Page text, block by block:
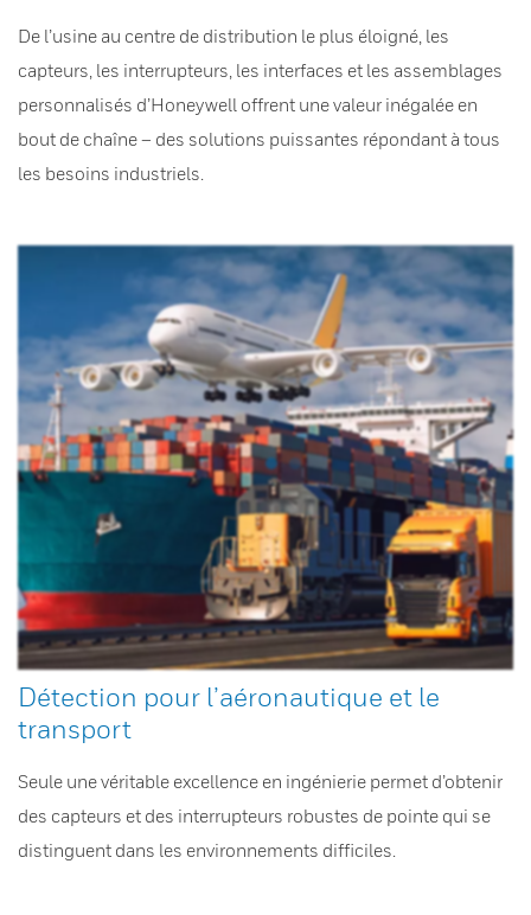
De l’usine au centre de distribution le plus éloigné, les
capteurs, les interrupteurs, les interfaces et les assemblages
personnalisés d’Honeywell offrent une valeur inégalée en
bout de chaîne – des solutions puissantes répondant à tous
les besoins industriels.
Détection pour l’aéronautique et le
transport
Seule une véritable excellence en ingénierie permet d’obtenir
des capteurs et des interrupteurs robustes de pointe qui se
distinguent dans les environnements difficiles.